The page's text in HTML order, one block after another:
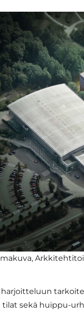
harjoitteluun
tilat sekä huippu-